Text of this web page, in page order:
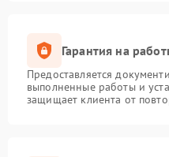
Гарантия на
Предоставляется
выполненные работы и
защищает клиента от